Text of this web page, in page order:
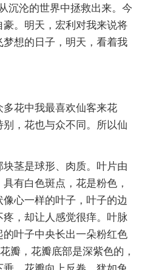
沉沦的世界中拯救出来。今
。明天，宏利对我来说将
想的日子，明天，看着我
花中我最喜欢仙客来花
，花也与众不同。所以仙
茎是球形、肉质。叶片由
有白色斑点，花是粉色，
心一样的叶子，叶子的边
，却让人感觉很痒。叶脉
叶子中央长出一朵粉红色
瓣，花瓣底部是深紫色的，